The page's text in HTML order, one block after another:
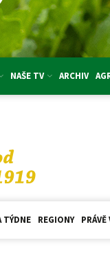
NAŠE TV ARCHIV
TÝDNE REGIONY PRÁVĚ